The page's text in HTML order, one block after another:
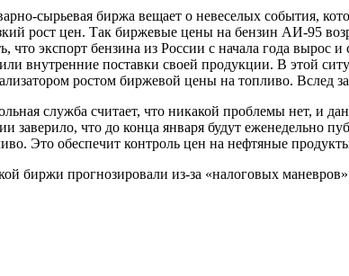
сырьевая биржа вещает о невеселых события,
рост цен. Так биржевые цены на бензин АИ-95
что экспорт бензина из России с начала года
внутренние поставки своей продукции. В этой
ростом биржевой цены на топливо. Вслед
служба считает, что никакой проблемы нет, и
заверило, что до конца января будут еженедельно
Это обеспечит контроль цен на нефтяные
биржи прогнозировали из-за «налоговых